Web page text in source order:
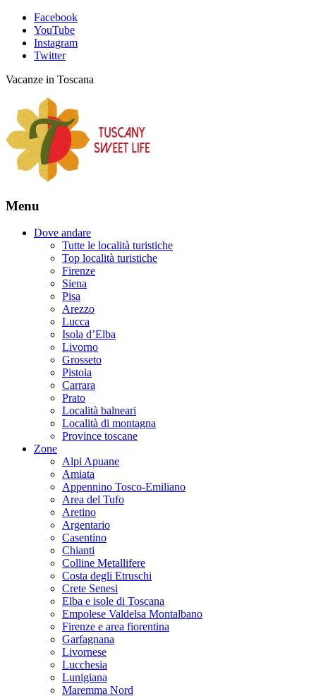
Facebook
YouTube
Instagram
Twitter
Vacanze in Toscana
Menu
Dove andare
Tutte le località turistiche
Top località turistiche
Firenze
Siena
Pisa
Arezzo
Lucca
Isola d’Elba
Livorno
Grosseto
Pistoia
Carrara
Prato
Località balneari
Località di montagna
Province toscane
Zone
Alpi Apuane
Amiata
Appennino Tosco-Emiliano
Area del Tufo
Aretino
Argentario
Casentino
Chianti
Colline Metallifere
Costa degli Etruschi
Crete Senesi
Elba e isole di Toscana
Empolese Valdelsa Montalbano
Firenze e area fiorentina
Garfagnana
Livornese
Lucchesia
Lunigiana
Maremma Nord